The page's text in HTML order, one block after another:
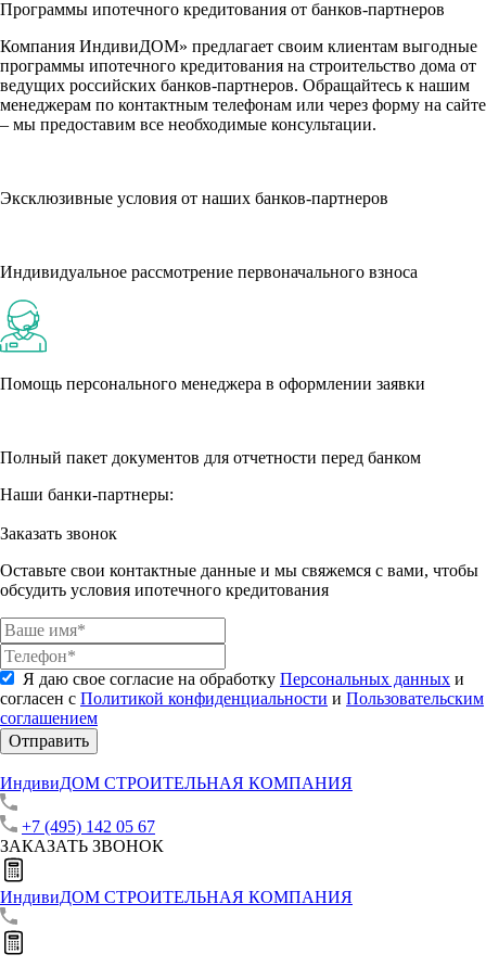
Программы ипотечного кредитования от банков-партнеров
Компания ИндивиДОМ» предлагает своим клиентам выгодные
программы ипотечного кредитования на строительство дома от
ведущих российских банков-партнеров. Обращайтесь к нашим
менеджерам по контактным телефонам или через форму на сайте
– мы предоставим все необходимые консультации.
Эксклюзивные условия от наших банков-партнеров
Индивидуальное рассмотрение первоначального взноса
Помощь персонального менеджера в оформлении заявки
Полный пакет документов для отчетности перед банком
Наши банки-партнеры:
Заказать звонок
Оставьте свои контактные данные и мы свяжемся с вами, чтобы
обсудить условия ипотечного кредитования
Я даю свое согласие на обработку Персональных данных и
согласен с Политикой конфиденциальности и Пользовательским
соглашением
Отправить
ИндивиДОМ СТРОИТЕЛЬНАЯ КОМПАНИЯ
+7 (495) 142 05 67
ЗАКАЗАТЬ ЗВОНОК
ИндивиДОМ СТРОИТЕЛЬНАЯ КОМПАНИЯ